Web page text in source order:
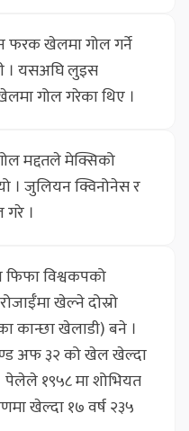
फरक खेलमा गोल गर्ने
। यसअघि लुइस
गोल गरेका थिए ।
मद्दतले मेक्सिको
। जुलियन क्विनोनेस र
।
फिफा विश्वकपको
खेल्ने दोस्रो
कान्छा खेलाडी) बने ।
अफ ३२ को खेल खेल्दा
पेलेले १९५८ मा शोभियत
खेल्दा १७ वर्ष २३५